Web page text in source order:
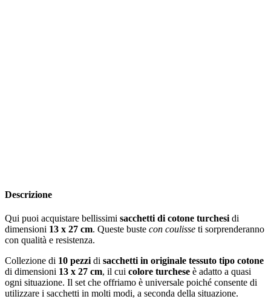
Descrizione
Qui puoi acquistare bellissimi sacchetti di cotone turchesi di
dimensioni 13 x 27 cm. Queste buste con coulisse ti sorprenderanno
con qualità e resistenza.
Collezione di 10 pezzi di sacchetti in originale tessuto tipo cotone
di dimensioni 13 x 27 cm, il cui colore turchese è adatto a quasi
ogni situazione. Il set che offriamo è universale poiché consente di
utilizzare i sacchetti in molti modi, a seconda della situazione.